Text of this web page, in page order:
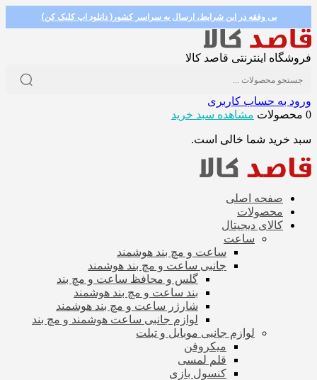
بی وفقه در این شرایط، ارسال به سراسر کشور( دانلود اپ کلیک کن)
فروشگاه اینترنتی قاصد کالا
ورود به حساب کاربری
0 محصولات
مشاهده سبد خرید
سبد خرید شما خالی است.
صفحه اصلی
محصولات
کالای دیجیتال
ساعت
ساعت و مچ بند هوشمند
جانبی ساعت و مچ بند هوشمند
گلس و محافظ ساعت و مچ بند
بند ساعت و مچ بند هوشمند
شارژر ساعت و مچ بند هوشمند
لوازم جانبی ساعت هوشمند و مچ بند
لوازم جانبی موبایل و تبلت
میکروفن
قلم لمسی
کنسول بازی